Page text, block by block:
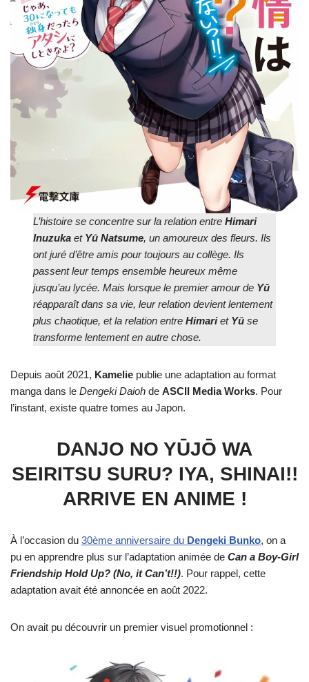
L’histoire se concentre sur la relation entreHimari
Inuzuka et Yū Natsume, un amoureux des fleurs. Ils
ont juré d’être amis pour toujours au collège. Ils
passent leur temps ensemble heureux même
jusqu’au lycée. Mais lorsque le premier amour de Yū
réapparaît dans sa vie, leur relation devient lentement
plus chaotique, et la relation entreHimariet Yū se
transforme lentement en autre chose.
Depuis août 2021, Kamelie publie une adaptation au format
manga dans le Dengeki Daioh de ASCII Media Works. Pour
l’instant, existe quatre tomes au Japon.
DANJO NO YŪJŌ WA
SEIRITSU SURU? IYA, SHINAI!!
ARRIVE EN ANIME !
À l’occasion du 30ème anniversaire du Dengeki Bunko, on a
pu en apprendre plus sur l’adaptation animée de Can a Boy-Girl
Friendship Hold Up? (No, it Can’t!!). Pour rappel, cette
adaptation avait été annoncée en août 2022.
On avait pu découvrir un premier visuel promotionnel :